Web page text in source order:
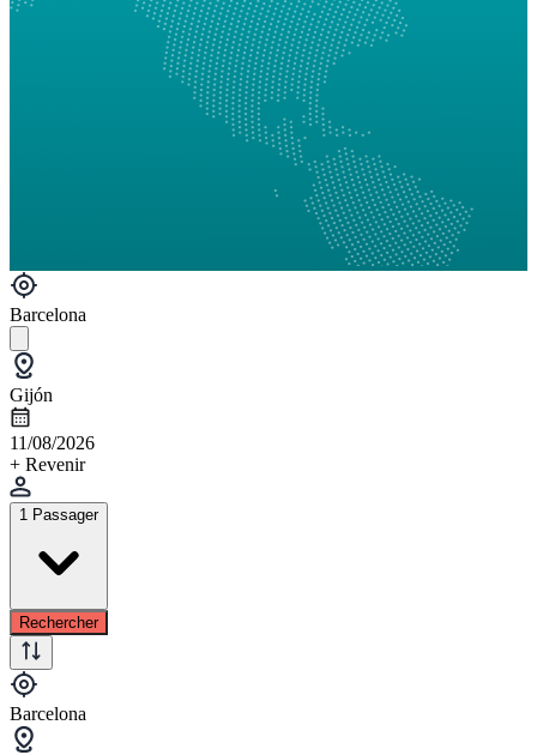
Barcelona
Gijón
11/08/2026
+ Revenir
1 Passager
Rechercher
Barcelona